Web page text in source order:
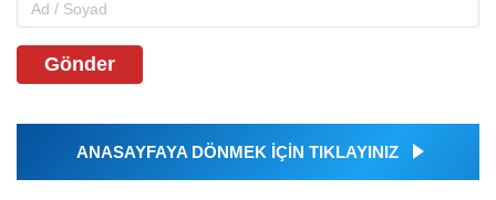
Gönder
ANASAYFAYA DÖNMEK İÇİN TIKLAYINIZ